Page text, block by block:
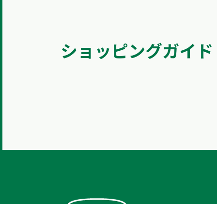
ショッピングガイド